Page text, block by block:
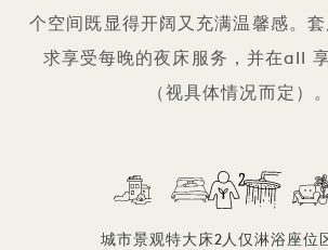
个空间既显得开阔又充满温馨感。
求享受每晚的夜床服务，并在all
（视具体情况而定）
城市景观特大床2人仅淋浴 座位